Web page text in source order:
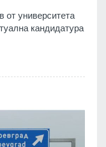
от университета
кандидатура